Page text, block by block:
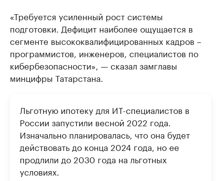
«Требуется усиленный рост системы
подготовки. Дефицит наиболее ощущается в
сегменте высококвалифицированных кадров –
программистов, инженеров, специалистов по
кибербезопасности», — сказал замглавы
минцифры Татарстана.
Льготную ипотеку для ИТ-специалистов в
России запустили весной 2022 года.
Изначально планировалась, что она будет
действовать до конца 2024 года, но ее
продлили до 2030 года на льготных
условиях.